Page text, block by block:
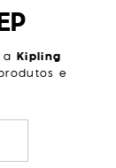
Final
Kipling
e